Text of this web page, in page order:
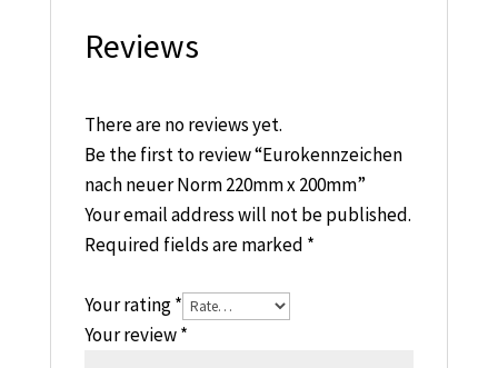
Reviews
There are no reviews yet.
Be the first to review “Eurokennzeichen
nach neuer Norm 220mm x 200mm”
Your email address will not be published.
Required fields are marked *
Your rating*
Your review*